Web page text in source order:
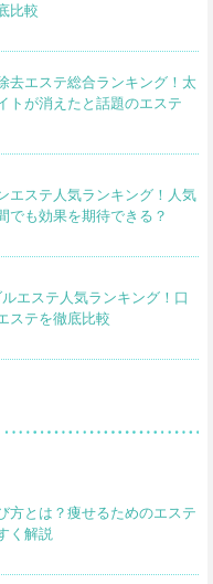
比較
去エステ総合ランキング！太
トが消えたと話題のエステ
エステ人気ランキング！人気
でも効果を期待できる？
エステ人気ランキング！口
ステを徹底比較
方とは？痩せるためのエステ
く解説